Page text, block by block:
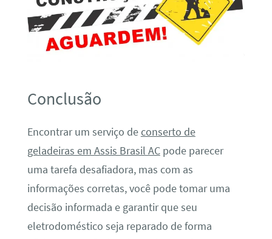
Conclusão
Encontrar um serviço deconserto de
geladeiras em Assis Brasil ACpode parecer
uma tarefa desafiadora, mas com as
informações corretas, você pode tomar uma
decisão informada e garantir que seu
eletrodoméstico seja reparado de forma